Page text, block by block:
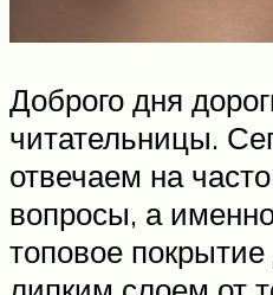
Доброго дня
читательницы.
отвечаем на
вопросы, а
топовое